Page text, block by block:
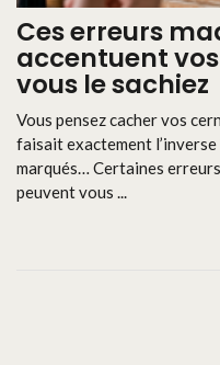
Ces erreurs
accentuent
vous le sachiez
Vous pensez cacher vos
faisait exactement
marqués… Certaines
peuvent vous ...